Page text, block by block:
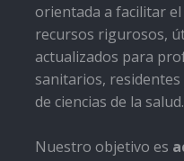
orientada a facilitar el
recursos rigurosos,
actualizados para
sanitarios,
de ciencias de la salud.
Nuestro objetivo es